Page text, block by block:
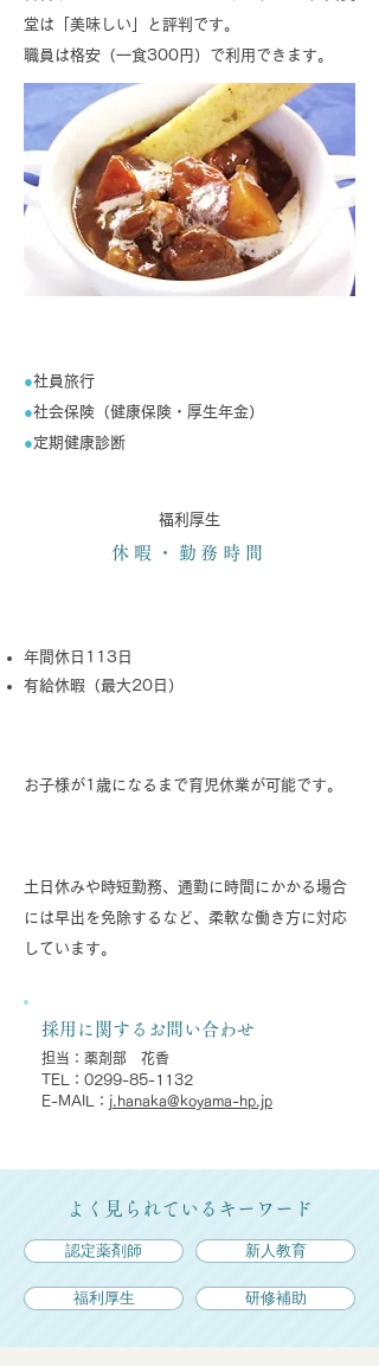
堂は「美味しい」と評判です。
職員は格安（一食300円）で利用できます。
●社員旅行
●社会保険（健康保険・厚生年金）
●定期健康診断
福利厚生
休暇・勤務時間
年間休日113日
有給休暇（最大20日）
お子様が1歳になるまで育児休業が可能です。
採用に関するお問い合わせ
担当：薬剤部 花香
TEL：0299-85-1132
E-MAIL： j.hanaka@koyama-hp.jp
土日休みや時短勤務、通勤に時間にかかる場合
には早出を免除するなど、柔軟な働き方に対応
しています。
よく見られているキーワード
認定薬剤師 新人教育
福利厚生 研修補助